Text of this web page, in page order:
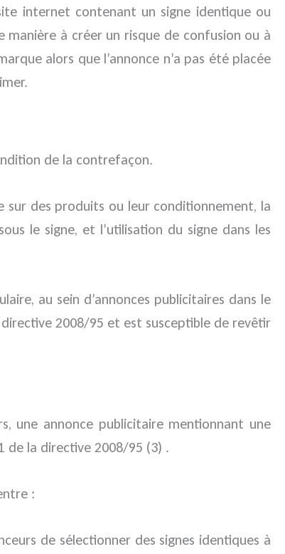
internet contenant un signe identique ou
manière à créer un risque de confusion ou à
alors que l’annonce n’a pas été placée
de la contrefaçon.
sur des produits ou leur conditionnement, la
le signe, et l’utilisation du signe dans les
au sein d’annonces publicitaires dans le
2008/95 et est susceptible de revêtir
une annonce publicitaire mentionnant une
de la directive 2008/95 (3) .
:
de sélectionner des signes identiques à